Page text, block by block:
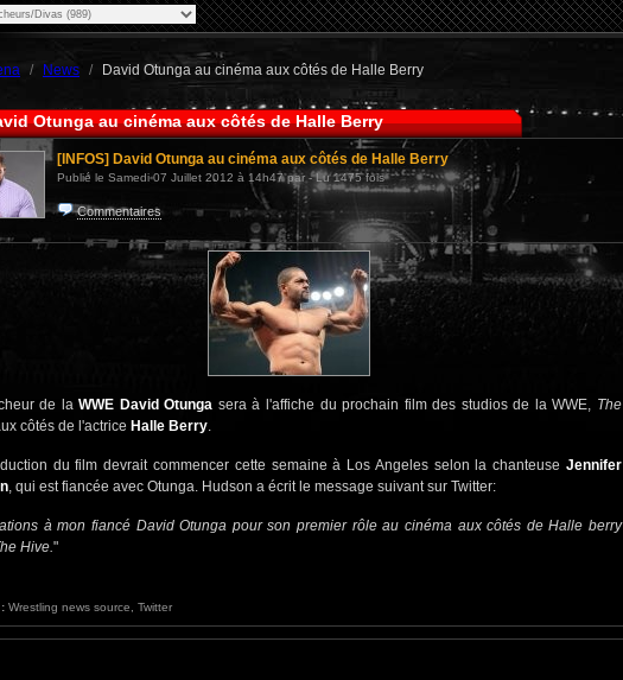
News David Otunga au cinéma aux côtés de Halle Berry
Otunga au cinéma aux côtés de Halle Berry
[INFOS] David Otunga au cinéma aux côtés de Halle Berry
Publié le Samedi 07 Juillet 2012 à 14h47 par - Lu 1475 fois
Commentaires
de laWWE David Otunga sera à l'affiche du prochain film des studios de la WWE,
The
côtés de l'actrice Halle Berry
du film devrait commencer cette semaine à Los Angeles selon la chanteuse Jennifer
, qui est fiancée avec Otunga. Hudson a écrit le message suivant sur Twitter:
à mon fiancé David Otunga pour son premier rôle au cinéma aux côtés de Halle berry
Hive. "
Wrestling news source, Twitter